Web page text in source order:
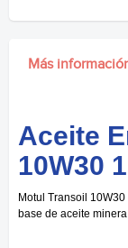
Más
Aceite
10W30
Motul Transoil
base de aceite minera